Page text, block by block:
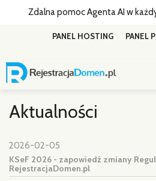
Zdalna pomoc Agenta AI w
PANEL
PANEL HOSTING
Aktualności
2026-02-05
KSeF 2026 - zapowiedź zmiany
RejestracjaDomen.pl